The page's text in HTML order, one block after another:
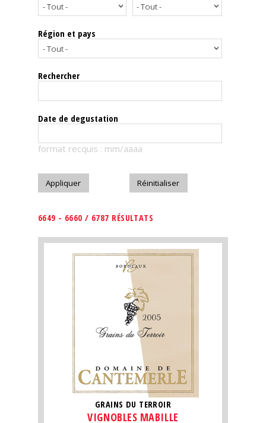
Notes
dégustation
Le
magazine
Télécharger
Région et pays
Rechercher
Date de degustation
format recquis : mm/aaaa
6649 - 6660 / 6787 RÉSULTATS
GRAINS DU TERROIR
VIGNOBLES MABILLE